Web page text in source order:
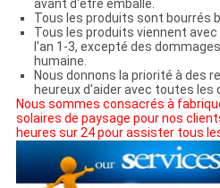
avant d'être emballé.
Tous les produits sont bourrés
Tous les produits viennent
l'an 1-3, excepté des
humaine.
Nous donnons la priorité à des
heureux d'aider avec toutes les
Nous sommes consacrés à
solaires de paysage pour nos
heures sur 24 pour assister tous